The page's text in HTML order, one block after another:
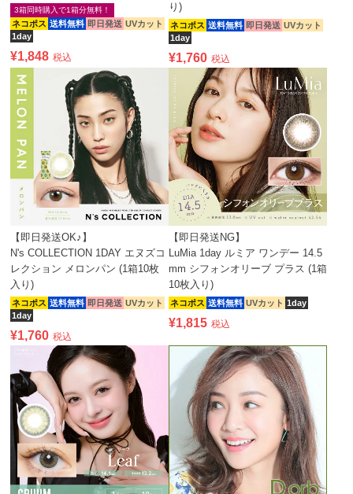
ネコポス 送料無料 即日発送 UVカット
1day
3箱同時購入で1箱分無料！
¥1,848 税込
り)
ネコポス 送料無料 即日発送 UVカット
1day
¥1,760 税込
【即日発送OK♪】
N's COLLECTION 1DAY エヌズコ
レクション メロンパン (1箱10枚
入り)
ネコポス 送料無料 即日発送 UVカット
1day
¥1,760 税込
【即日発送NG】
LuMia 1day ルミア ワンデー 14.5
mm シフォンオリーブ プラス (1箱
10枚入り)
ネコポス 送料無料 UVカット 1day
¥1,815 税込